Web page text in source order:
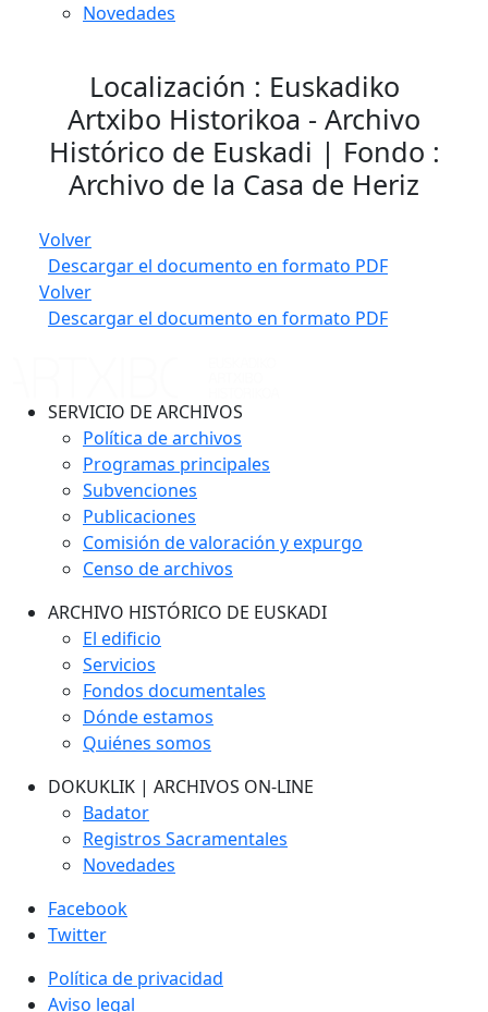
Novedades
Localización : Euskadiko
Artxibo Historikoa - Archivo
Histórico de Euskadi | Fondo :
Archivo de la Casa de Heriz
Volver
Descargar el documento en formato PDF
Volver
Descargar el documento en formato PDF
SERVICIO DE ARCHIVOS
Política de archivos
Programas principales
Subvenciones
Publicaciones
Comisión de valoración y expurgo
Censo de archivos
ARCHIVO HISTÓRICO DE EUSKADI
El edificio
Servicios
Fondos documentales
Dónde estamos
Quiénes somos
DOKUKLIK | ARCHIVOS ON-LINE
Badator
Registros Sacramentales
Novedades
Facebook
Twitter
Política de privacidad
Aviso legal